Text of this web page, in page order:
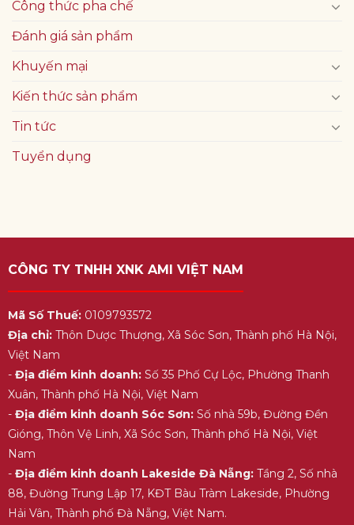
Công thức pha chế
Đánh giá sản phẩm
Khuyến mại
Kiến thức sản phẩm
Tin tức
Tuyển dụng
CÔNG TY TNHH XNK AMI VIỆT NAM
Mã Số Thuế:0109793572
Địa chỉ:Thôn Dược Thượng, Xã Sóc Sơn, Thành phố Hà Nội,
Việt Nam
- Địa điểm kinh doanh:Số 35 Phố Cự Lộc, Phường Thanh
Xuân, Thành phố Hà Nội, Việt Nam
- Địa điểm kinh doanh Sóc Sơn:Số nhà 59b, Đường Đền
Gióng, Thôn Vệ Linh, Xã Sóc Sơn, Thành phố Hà Nội, Việt
Nam
- Địa điểm kinh doanh Lakeside Đà Nẵng:Tầng 2, Số nhà
88, Đường Trung Lập 17, KĐT Bàu Tràm Lakeside, Phường
Hải Vân, Thành phố Đà Nẵng, Việt Nam.